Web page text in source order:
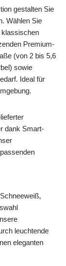
gestalten Sie
Wählen Sie
klassischen
Premium-
(von 2 bis 5,6
sowie
Ideal für
dank Smart-
leuchtende
eleganten